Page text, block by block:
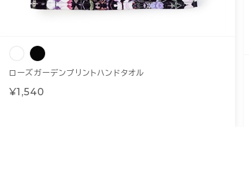
ローズガーデンプリントハンドタオル
¥1,540